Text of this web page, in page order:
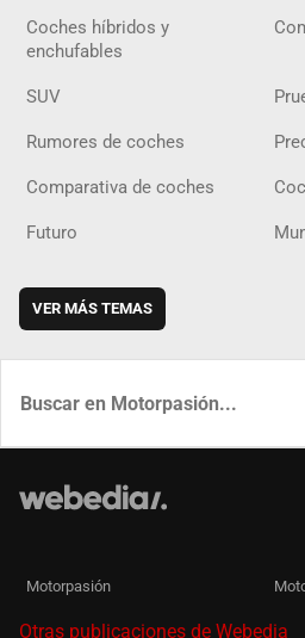
Coches híbridos y
enchufables
SUV
Rumores de coches
Comparativa de coches
Futuro
VER MÁS TEMAS
Motorpasión
Otras publicaciones de Webedia